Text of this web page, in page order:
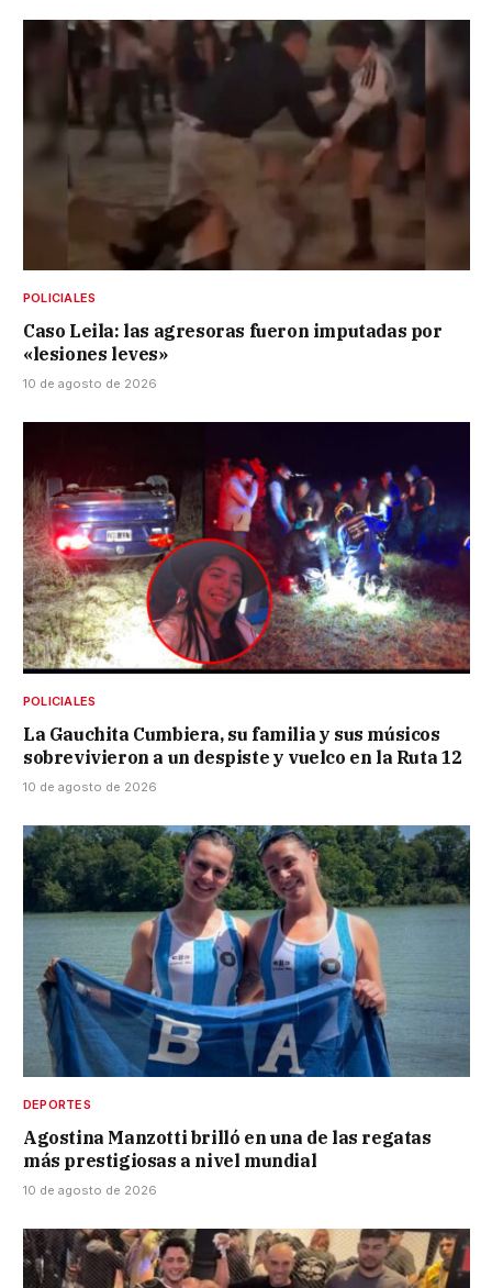
POLICIALES
Caso Leila: las agresoras fueron imputadas por
«lesiones leves»
10 de agosto de 2026
POLICIALES
La Gauchita Cumbiera, su familia y sus músicos
sobrevivieron a un despiste y vuelco en la Ruta 12
10 de agosto de 2026
DEPORTES
Agostina Manzotti brilló en una de las regatas
más prestigiosas a nivel mundial
10 de agosto de 2026